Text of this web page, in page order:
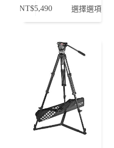
NT$5,490 選擇選項